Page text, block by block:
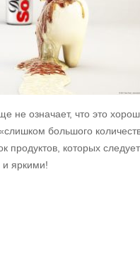
не означает, что это
большого
продуктов, которых
яркими!